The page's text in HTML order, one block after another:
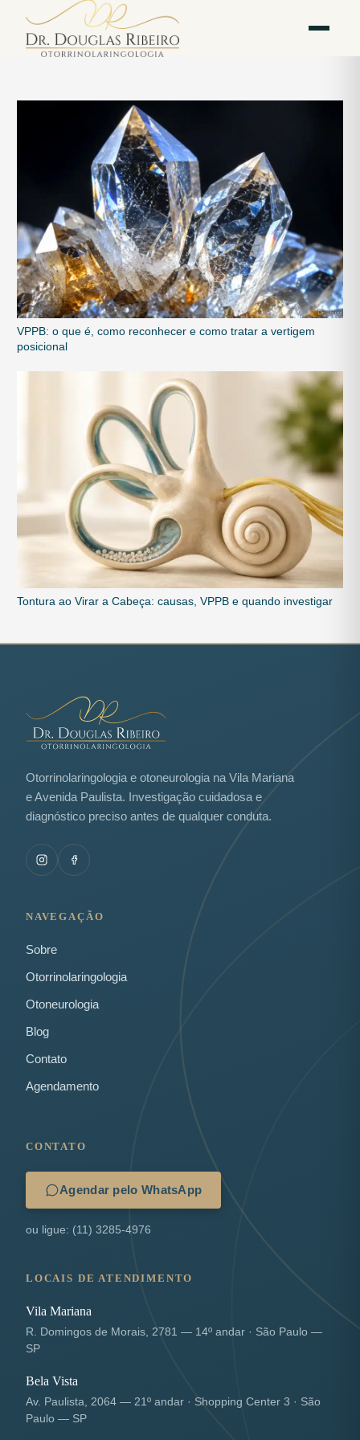
Mariana
Av. Paulista — Bela
Vista
VPPB: o que é, como reconhecer e como tratar a vertigem
posicional
Tontura ao Virar a Cabeça: causas, VPPB e quando investigar
Otorrinolaringologia e otoneurologia na Vila Mariana
e Avenida Paulista. Investigação cuidadosa e
diagnóstico preciso antes de qualquer conduta.
NAVEGAÇÃO
Sobre
Otorrinolaringologia
Otoneurologia
Blog
Contato
Agendamento
CONTATO
Agendar pelo WhatsApp
ou ligue: (11) 3285-4976
LOCAIS DE ATENDIMENTO
Vila Mariana
R. Domingos de Morais, 2781 — 14º andar · São Paulo —
SP
Bela Vista
Av. Paulista, 2064 — 21º andar · Shopping Center 3 · São
Paulo — SP